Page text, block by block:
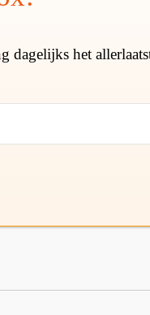
dagelijks het